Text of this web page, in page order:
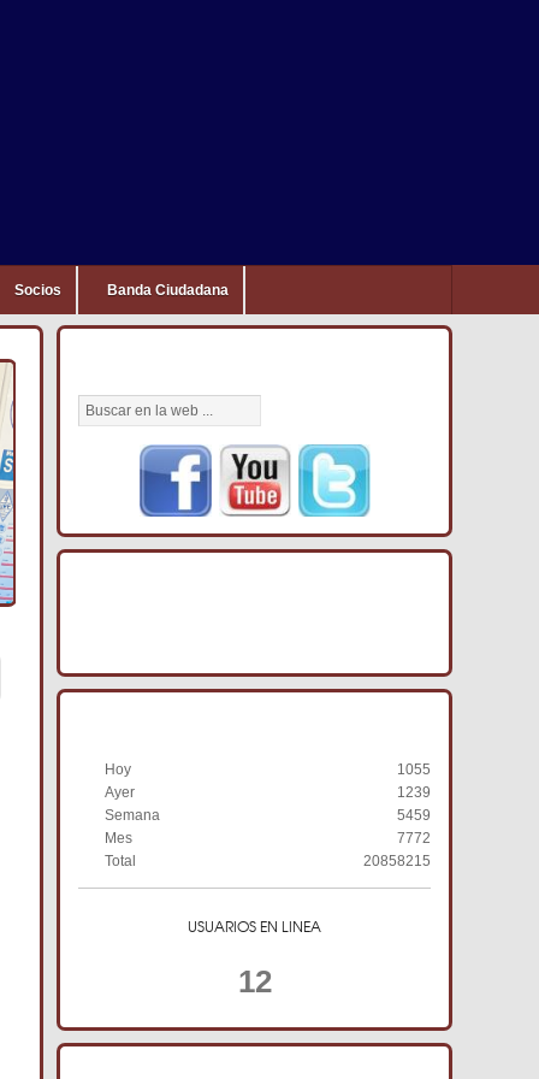
Socios Banda Ciudadana
Hoy
1055
Ayer
1239
Semana
5459
Mes
7772
Total
20858215
USUARIOS EN LINEA
12